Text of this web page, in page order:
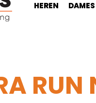
HEREN DAMES
RUN